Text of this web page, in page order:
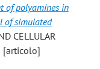
of polyamines in
of simulated
CELLULAR
[articolo]